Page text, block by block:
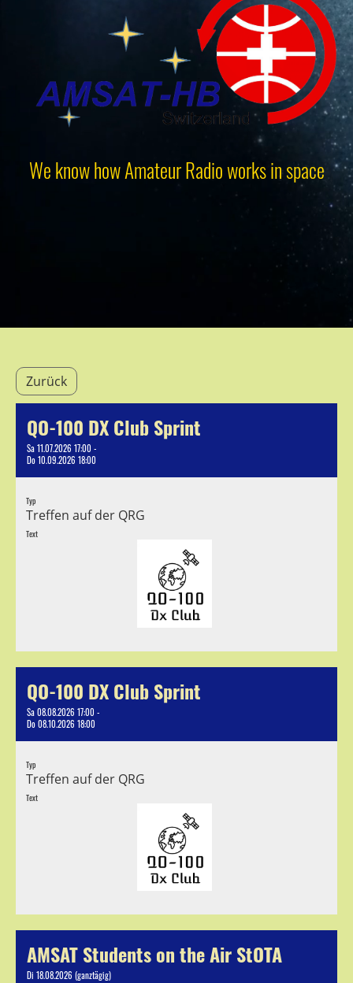
We know how Amateur Radio works in space
Zurück
QO-100 DX Club Sprint
Sa 11.07.2026 17:00 -
Do 10.09.2026 18:00
Typ
Treffen auf der QRG
Text
QO-100 DX Club Sprint
Sa 08.08.2026 17:00 -
Do 08.10.2026 18:00
Typ
Treffen auf der QRG
Text
AMSAT Students on the Air StOTA
Di 18.08.2026 (ganztägig)